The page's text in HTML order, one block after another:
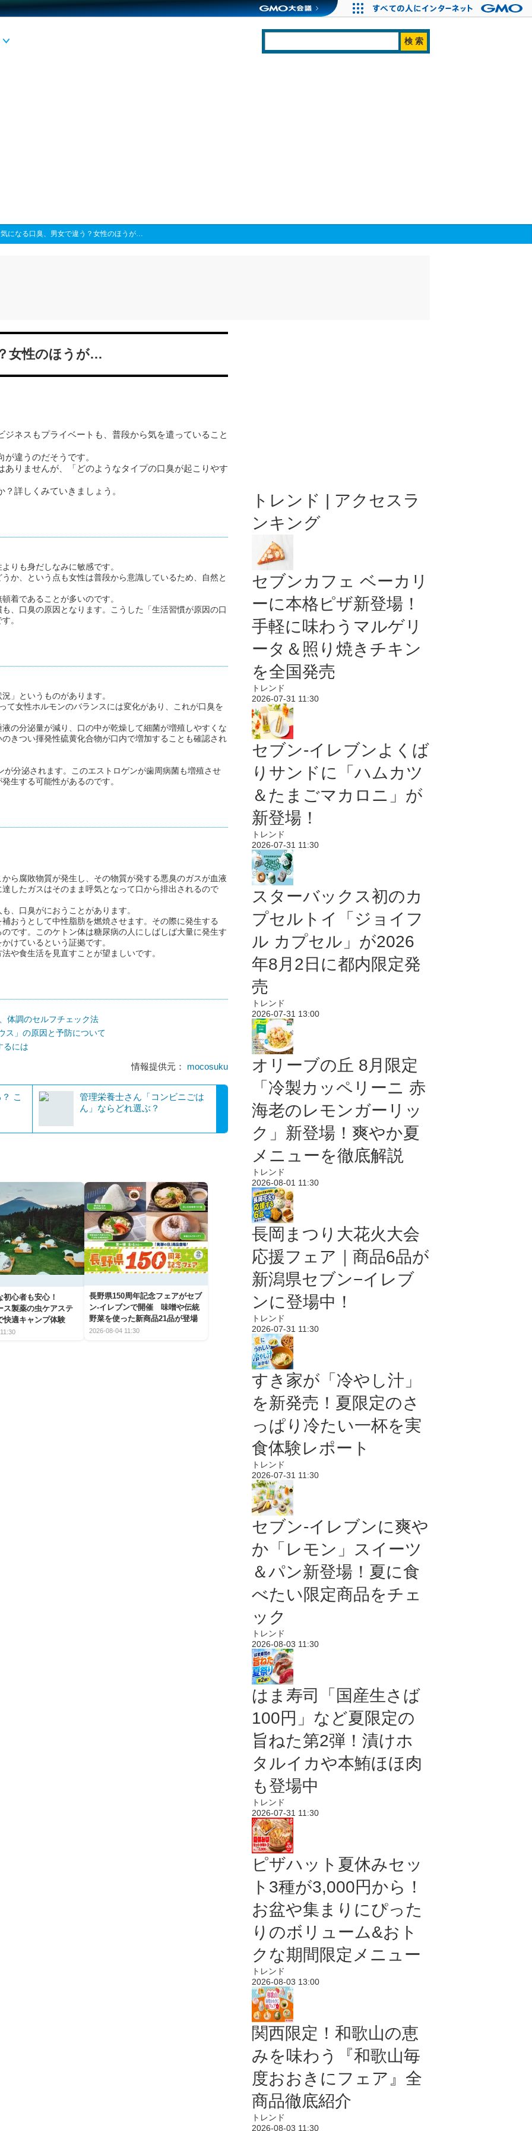
気になる口臭、男女で違う？女性のほうが…
女性のほうが…
ジネスもプライベートも、普段から気を遣っていること
違うのだそうです。
りませんが、「どのようなタイプの口臭が起こりやす
詳しくみていきましょう。
りも身だしなみに敏感です。
か、という点も女性は普段から意識しているため、自然と
着であることが多いのです。
、口臭の原因となります。こうした「生活習慣が原因の口
。
」というものがあります。
て女性ホルモンのバランスには変化があり、これが口臭を
の分泌量が減り、口の中が乾燥して細菌が増殖しやすくな
きつい揮発性硫黄化合物が口内で増加することも確認され
分泌されます。このエストロゲンが歯周病菌も増殖させ
生する可能性があるのです。
ら腐敗物質が発生し、その物質が発する悪臭のガスが血液
したガスはそのまま呼気となって口から排出されるので
、口臭がにおうことがあります。
おうとして中性脂肪を燃焼させます。その際に発生する
です。このケトン体は糖尿病の人にしばしば大量に発生す
けているという証拠です。
や食生活を見直すことが望ましいです。
体調のセルフチェック法
ス」の原因と予防について
るには
情報提供元： mocosuku
こ
管理栄養士さん「コンビニごは
ん」ならどれ選ぶ？
初心者も安心！
ス製薬の虫ケアステ
快適キャンプ体験
長野県150周年記念フェアがセブ
ン-イレブンで開催 味噌や伝統
野菜を使った新商品21品が登場
2026-08-04 11:30
トレンド | アクセスラ
ンキング
セブンカフェ ベーカリ
ーに本格ピザ新登場！
手軽に味わうマルゲリ
ータ＆照り焼きチキン
を全国発売
トレンド
2026-07-31 11:30
セブン‐イレブンよくば
りサンドに「ハムカツ
＆たまごマカロニ」が
新登場！
トレンド
2026-07-31 11:30
スターバックス初のカ
プセルトイ「ジョイフ
ル カプセル」が2026
年8月2日に都内限定発
売
トレンド
2026-07-31 13:00
オリーブの丘 8月限定
「冷製カッペリーニ 赤
海老のレモンガーリッ
ク」新登場！爽やか夏
メニューを徹底解説
トレンド
2026-08-01 11:30
長岡まつり大花火大会
応援フェア｜商品6品が
新潟県セブン−イレブ
ンに登場中！
トレンド
2026-07-31 11:30
すき家が「冷やし汁」
を新発売！夏限定のさ
っぱり冷たい一杯を実
食体験レポート
トレンド
2026-07-31 11:30
セブン‐イレブンに爽や
か「レモン」スイーツ
＆パン新登場！夏に食
べたい限定商品をチェ
ック
トレンド
2026-08-03 11:30
はま寿司「国産生さば
100円」など夏限定の
旨ねた第2弾！漬けホ
タルイカや本鮪ほほ肉
も登場中
トレンド
2026-07-31 11:30
ピザハット夏休みセッ
ト3種が3,000円から！
お盆や集まりにぴった
りのボリューム&おト
クな期間限定メニュー
トレンド
2026-08-03 13:00
関西限定！和歌山の恵
みを味わう『和歌山毎
度おおきにフェア』全
商品徹底紹介
トレンド
2026-08-03 11:30